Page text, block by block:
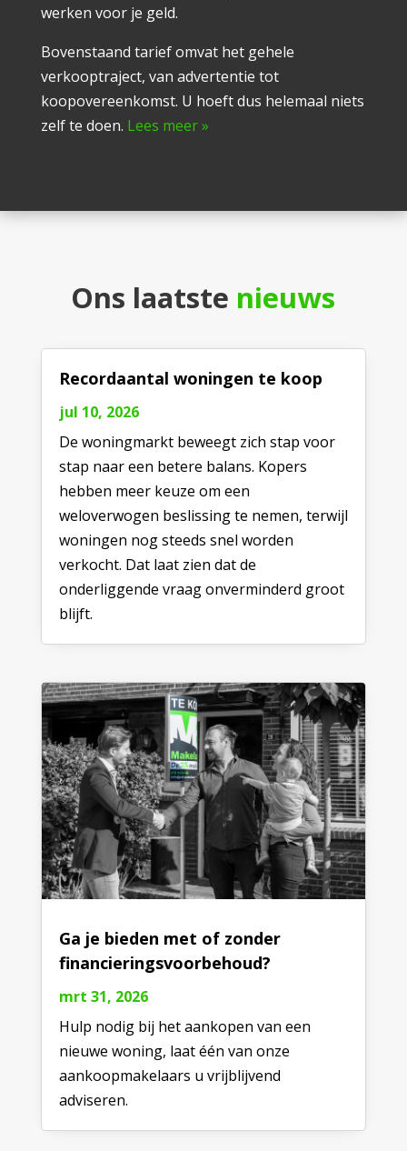
werken voor je geld.
Bovenstaand tarief omvat het gehele
verkooptraject, van advertentie tot
koopovereenkomst. U hoeft dus helemaal niets
zelf te doen. Lees meer »
Ons laatste nieuws
Recordaantal woningen te koop
jul 10, 2026
De woningmarkt beweegt zich stap voor
stap naar een betere balans. Kopers
hebben meer keuze om een
weloverwogen beslissing te nemen, terwijl
woningen nog steeds snel worden
verkocht. Dat laat zien dat de
onderliggende vraag onverminderd groot
blijft.
Ga je bieden met of zonder
financieringsvoorbehoud?
mrt 31, 2026
Hulp nodig bij het aankopen van een
nieuwe woning, laat één van onze
aankoopmakelaars u vrijblijvend
adviseren.